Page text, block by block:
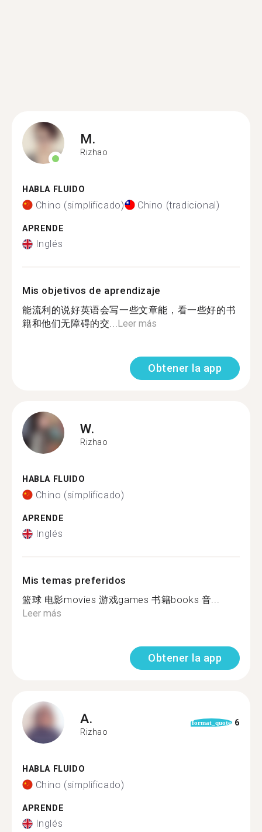
M.
Rizhao
HABLA FLUIDO
Chino (simplificado) Chino (tradicional)
APRENDE
Inglés
Mis objetivos de aprendizaje
能流利的说好英语会写一些文章能，看一些好的书
籍和他们无障碍的交...Leer más
Obtener la app
W.
Rizhao
HABLA FLUIDO
Chino (simplificado)
APRENDE
Inglés
Mis temas preferidos
篮球 电影movies 游戏games 书籍books 音...
Leer más
Obtener la app
A.
Rizhao
format_quote 6
HABLA FLUIDO
Chino (simplificado)
APRENDE
Inglés